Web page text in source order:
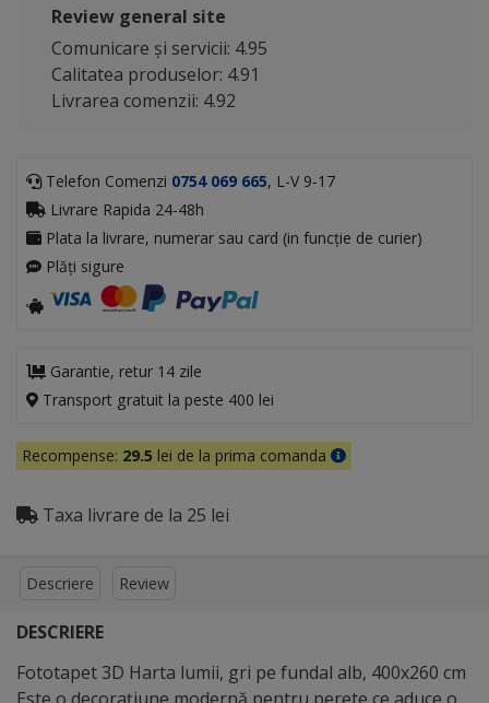
Review general site
Comunicare și servicii: 4.95
Calitatea produselor: 4.91
Livrarea comenzii: 4.92
Telefon Comenzi 0754 069 665, L-V 9-17
Livrare Rapida 24-48h
Plata la livrare, numerar sau card (in funcție de curier)
Plăți sigure
Garantie, retur 14 zile
Transport gratuit la peste 400 lei
Recompense: 29.5 lei de la prima comanda
Taxa livrare de la 25 lei
Descriere Review
DESCRIERE
Fototapet 3D Harta lumii, gri pe fundal alb, 400x260 cm